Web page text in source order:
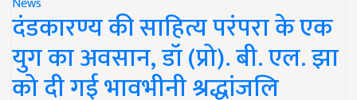
दंडकारण्य की साहित्य परंपरा के एक
युग का अवसान, डॉ (प्रो). बी. एल. झा
को दी गई भावभीनी श्रद्धांजलि